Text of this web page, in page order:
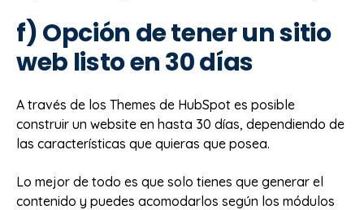
f) Opción de tener un sitio
web listo en 30 días
A través de los Themes de HubSpot es posible
construir un website en hasta 30 días, dependiendo de
las características que quieras que posea.
Lo mejor de todo es que solo tienes que generar el
contenido y puedes acomodarlos según los módulos